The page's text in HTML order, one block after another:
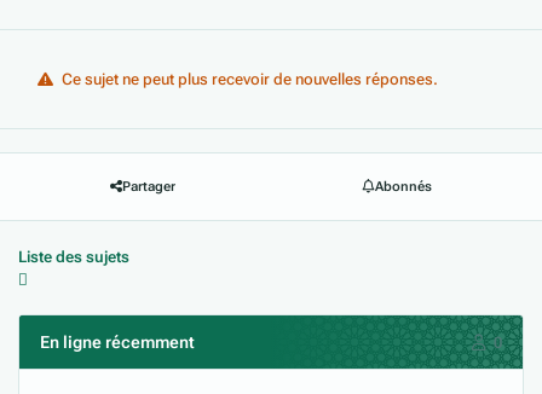
Ce sujet ne peut plus recevoir de nouvelles réponses.
Partager Abonnés
Liste des sujets
En ligne récemment 0